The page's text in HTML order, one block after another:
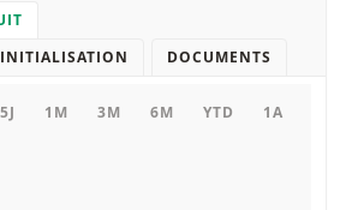
DOCUMENTS
5J 1M 3M 6M YTD 1A